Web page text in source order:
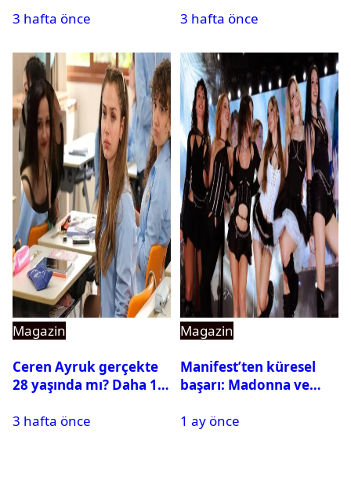
3 hafta önce
3 hafta önce
Magazin
Ceren Ayruk gerçekte
28 yaşında mı? Daha 17
3 hafta önce
Magazin
Manifest’ten küresel
başarı: Madonna ve
bıraktı
1 ay önce